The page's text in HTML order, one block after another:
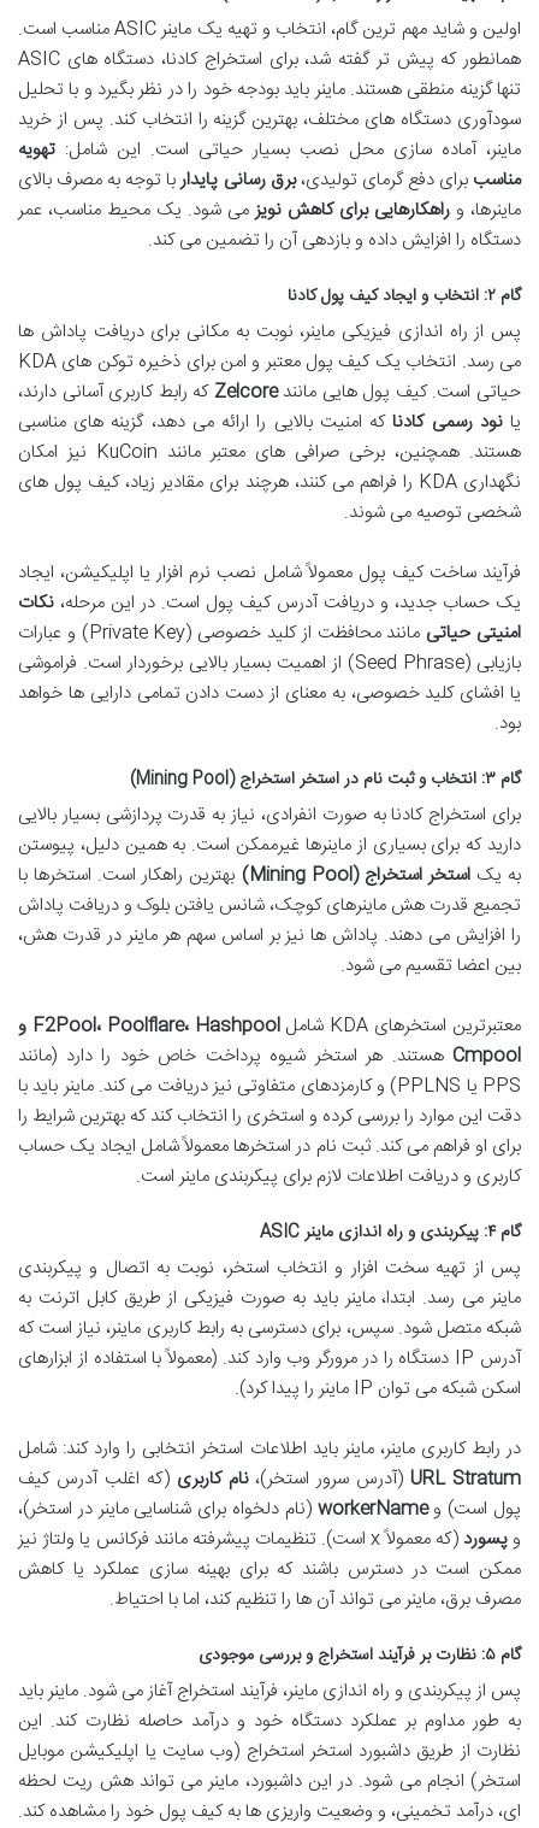
اولین و شاید مهم ترین گام، انتخاب و تهیه یک ماینر ASIC مناسب است.
همانطور که پیش تر گفته شد، برای استخراج کادنا، دستگاه های ASIC
تنها گزینه منطقی هستند. ماینر باید بودجه خود را در نظر بگیرد و با تحلیل
سودآوری دستگاه های مختلف، بهترین گزینه را انتخاب کند. پس از خرید
ماینر، آماده سازی محل نصب بسیار حیاتی است. این شامل: تهویه
مناسب برای دفع گرمای تولیدی،برق رسانی پایداربا توجه به مصرف بالای
ماینرها، و راهکارهایی برای کاهش نویزمی شود. یک محیط مناسب، عمر
دستگاه را افزایش داده و بازدهی آن را تضمین می کند.
گام ۲: انتخاب و ایجاد کیف پول کادنا
پس از راه اندازی فیزیکی ماینر، نوبت به مکانی برای دریافت پاداش ها
می رسد. انتخاب یک کیف پول معتبر و امن برای ذخیره توکن های KDA
حیاتی است. کیف پول هایی مانندZelcore که رابط کاربری آسانی دارند،
یانود رسمی کادناکه امنیت بالایی را ارائه می دهد، گزینه های مناسبی
هستند. همچنین، برخی صرافی های معتبر مانند KuCoin نیز امکان
نگهداری KDA را فراهم می کنند، هرچند برای مقادیر زیاد، کیف پول های
شخصی توصیه می شوند.
فرآیند ساخت کیف پول معمولاً شامل نصب نرم افزار یا اپلیکیشن، ایجاد
یک حساب جدید، و دریافت آدرس کیف پول است. در این مرحله، نکات
امنیتی حیاتی
مانند محافظت از کلید خصوصی (Private Key) و عبارات
بازیابی (Seed Phrase) از اهمیت بسیار بالایی برخوردار است. فراموشی
یا افشای کلید خصوصی، به معنای از دست دادن تمامی دارایی ها خواهد
بود.
گام ۳: انتخاب و ثبت نام در استخر استخراج (Mining Pool)
برای استخراج کادنا به صورت انفرادی، نیاز به قدرت پردازشی بسیار بالایی
دارید که برای بسیاری از ماینرها غیرممکن است. به همین دلیل، پیوستن
به یکاستخر استخراج (Mining Pool)
بهترین راهکار است. استخرها با
تجمیع قدرت هش ماینرهای کوچک، شانس یافتن بلوک و دریافت پاداش
را افزایش می دهند. پاداش ها نیز بر اساس سهم هر ماینر در قدرت هش،
بین اعضا تقسیم می شود.
معتبرترین استخرهای KDA شامل
F2Pool، Poolflare، Hashpool و
Cmpool هستند. هر استخر شیوه پرداخت خاص خود را دارد (مانند
PPS یا PPLNS) و کارمزدهای متفاوتی نیز دریافت می کند. ماینر باید با
دقت این موارد را بررسی کرده و استخری را انتخاب کند که بهترین شرایط را
برای او فراهم می کند. ثبت نام در استخرها معمولاً شامل ایجاد یک حساب
کاربری و دریافت اطلاعات لازم برای پیکربندی ماینر است.
گام ۴: پیکربندی و راه اندازی ماینر ASIC
پس از تهیه سخت افزار و انتخاب استخر، نوبت به اتصال و پیکربندی
ماینر می رسد. ابتدا، ماینر باید به صورت فیزیکی از طریق کابل اترنت به
شبکه متصل شود. سپس، برای دسترسی به رابط کاربری ماینر، نیاز است که
آدرس IP دستگاه را در مرورگر وب وارد کند. (معمولاً با استفاده از ابزارهای
اسکن شبکه می توان IP ماینر را پیدا کرد).
در رابط کاربری ماینر، ماینر باید اطلاعات استخر انتخابی را وارد کند: شامل
URL Stratum(آدرس سرور استخر)،نام کاربری (که اغلب آدرس کیف
پول است) وworkerName (نام دلخواه برای شناسایی ماینر در استخر)،
وپسورد
(که معمولاً x است). تنظیمات پیشرفته مانند فرکانس یا ولتاژ نیز
ممکن است در دسترس باشند که برای بهینه سازی عملکرد یا کاهش
مصرف برق، ماینر می تواند آن ها را تنظیم کند، اما با احتیاط.
گام ۵: نظارت بر فرآیند استخراج و بررسی موجودی
پس از پیکربندی و راه اندازی ماینر، فرآیند استخراج آغاز می شود. ماینر باید
به طور مداوم بر عملکرد دستگاه خود و درآمد حاصله نظارت کند. این
نظارت از طریق داشبورد استخر استخراج (وب سایت یا اپلیکیشن موبایل
استخر) انجام می شود. در این داشبورد، ماینر می تواند هش ریت لحظه
ای، درآمد تخمینی، و وضعیت واریزی ها به کیف پول خود را مشاهده کند.